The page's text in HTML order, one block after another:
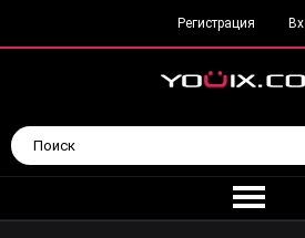
Регистрация